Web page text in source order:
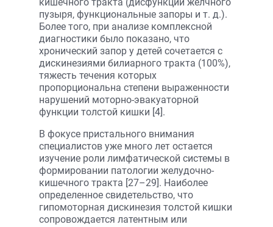
пузыря, функциональные запоры и т. д.).
Более того, при анализе комплексной
диагностики было показано, что
хронический запор у детей сочетается с
дискинезиями билиарного тракта (100%),
тяжесть течения которых
пропорциональна степени выраженности
нарушений моторно-эвакуаторной
функции толстой кишки [4].
В фокусе пристального внимания
специалистов уже много лет остается
изучение роли лимфатической системы в
формировании патологии желудочно-
кишечного тракта [27–29]. Наиболее
определенное свидетельство, что
гипомоторная дискинезия толстой кишки
сопровождается латентным или